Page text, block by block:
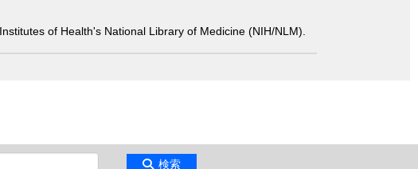
of Health's National Library of Medicine (NIH/NLM).
検索